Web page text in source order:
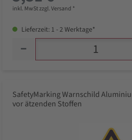
inkl. MwSt zzgl. Versand *
Lieferzeit: 1 - 2 Werktage*
SafetyMarking Warnschild
vor ätzenden Stoffen